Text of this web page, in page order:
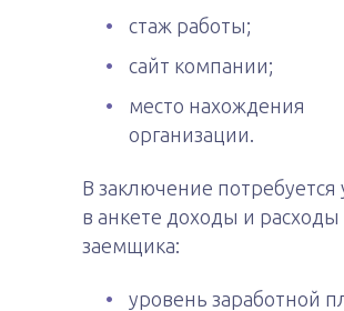
стаж работы;
сайт компании;
место нахождения
организации.
В заключение потребуется
в анкете доходы и расходы
заемщика:
уровень заработной